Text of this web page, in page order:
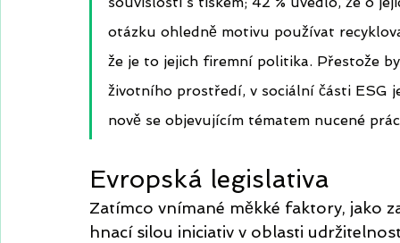
otázku ohledně motivu používat
že je to jejich firemní politika. Přestože
životního prostředí, v sociální části ESG
nově se objevujícím tématem nucené
Evropská legislativa
Zatímco vnímané měkké faktory, jako
hnací silou iniciativ v oblasti